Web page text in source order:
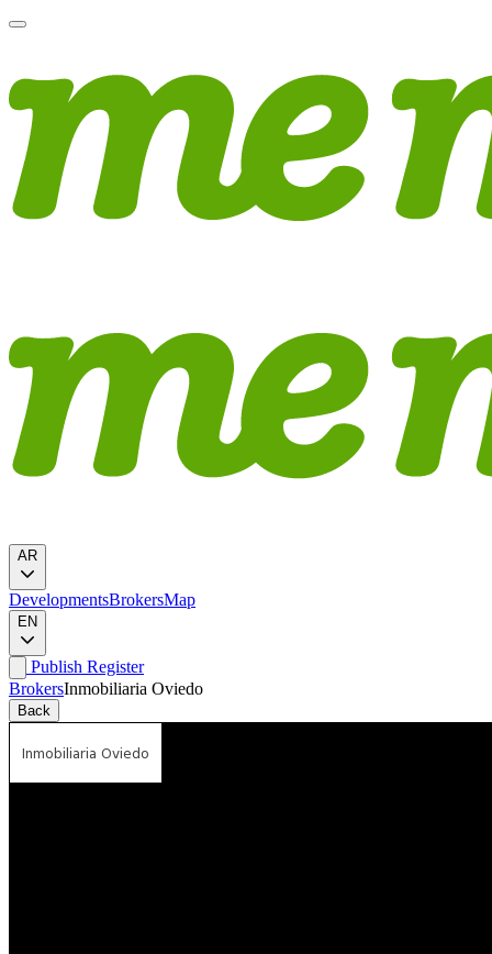
AR
DevelopmentsBrokersMap
EN
Publish Register
BrokersInmobiliaria Oviedo
Back